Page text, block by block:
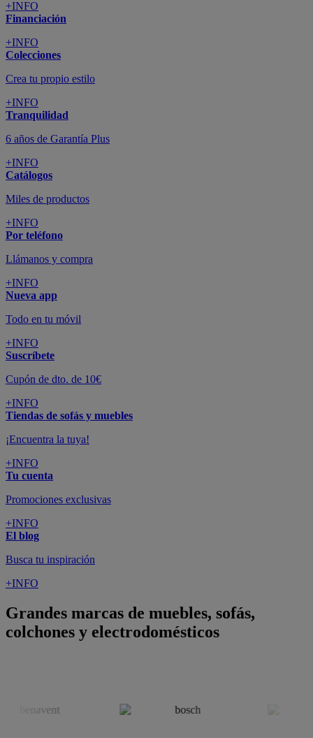
+INFO
Financiación
+INFO
Colecciones
Crea tu propio estilo
+INFO
Tranquilidad
6 años de Garantía Plus
+INFO
Catálogos
Miles de productos
+INFO
Por teléfono
Llámanos y compra
+INFO
Nueva app
Todo en tu móvil
+INFO
Suscríbete
Cupón de dto. de 10€
+INFO
Tiendas de sofás y muebles
¡Encuentra la tuya!
+INFO
Tu cuenta
Promociones exclusivas
+INFO
El blog
Busca tu inspiración
+INFO
Grandes marcas de muebles, sofás,
colchones y electrodomésticos